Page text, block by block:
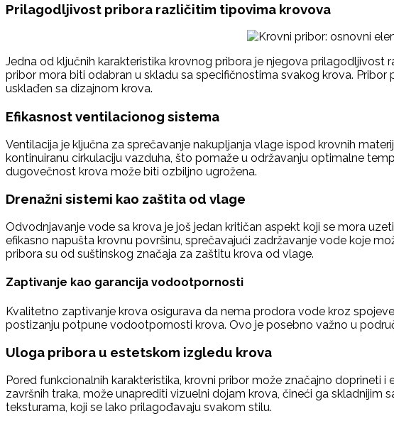
Prilagodljivost pribora različitim tipovima krovova
Jedna od ključnih karakteristika krovnog pribora je njegova
pribor mora biti odabran u skladu sa specifičnostima svakog krova.
usklađen sa dizajnom krova.
Efikasnost ventilacionog sistema
Ventilacija je ključna za sprečavanje nakupljanja vlage ispod krovnih
kontinuiranu cirkulaciju vazduha, što pomaže u održavanju optimalne
dugovečnost krova može biti ozbiljno ugrožena.
Drenažni sistemi kao zaštita od vlage
Odvodnjavanje vode sa krova je još jedan kritičan aspekt koji se mora
efikasno napušta krovnu površinu, sprečavajući zadržavanje vode koje
pribora su od suštinskog značaja za zaštitu krova od vlage.
Zaptivanje kao garancija vodootpornosti
Kvalitetno zaptivanje krova osigurava da nema prodora vode kroz
postizanju potpune vodootpornosti krova. Ovo je posebno važno u
Uloga pribora u estetskom izgledu krova
Pored funkcionalnih karakteristika, krovni pribor može značajno doprineti
završnih traka, može unaprediti vizuelni dojam krova, čineći ga skladnijim
teksturama, koji se lako prilagođavaju svakom stilu.